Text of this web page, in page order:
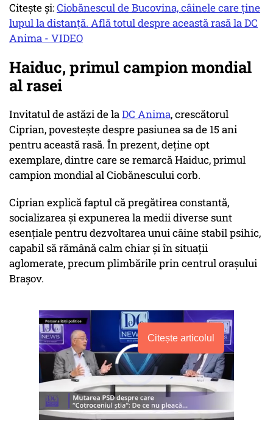
Citește și:Ciobănescul de Bucovina, câinele care ține
lupul la distanță. Află totul despre această rasă la DC
Anima - VIDEO
Haiduc, primul campion mondial
al rasei
Invitatul de astăzi de laDC Anima, crescătorul
Ciprian, povestește despre pasiunea sa de 15 ani
pentru această rasă. În prezent, deține opt
exemplare, dintre care se remarcă Haiduc, primul
campion mondial al Ciobănescului corb.
Ciprian explică faptul că pregătirea constantă,
socializarea și expunerea la medii diverse sunt
esențiale pentru dezvoltarea unui câine stabil psihic,
capabil să rămână calm chiar și în situații
aglomerate, precum plimbările prin centrul orașului
Brașov.
Citește articolul